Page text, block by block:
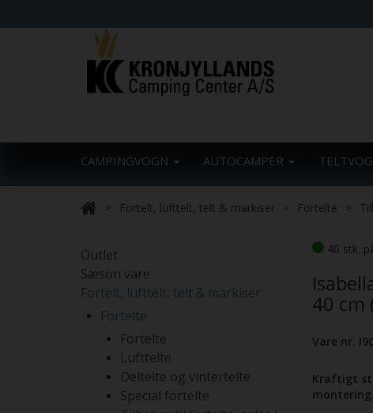
CAMPINGVOGN AUTOCAMPER
Fortelt, lufttelt, telt & markiser Fortelte
Outlet
Sæson vare
Fortelt, lufttelt, telt & markiser
Fortelte
Fortelte
Lufttelte
Deltelte og vintertelte
Special fortelte
40 stk.
40 cm
Vare nr.
Kraftigt